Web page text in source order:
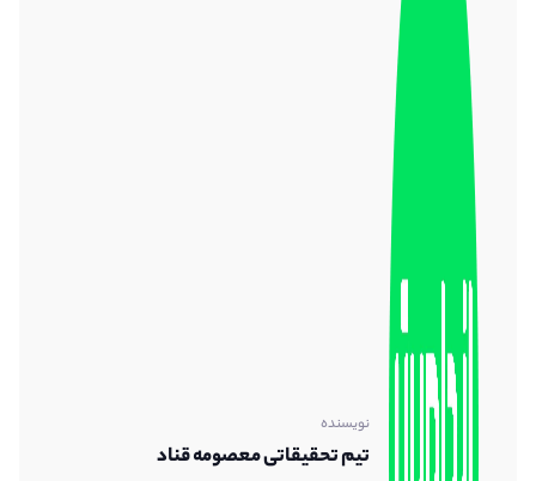
نویسنده
تیم تحقیقاتی معصومه قناد